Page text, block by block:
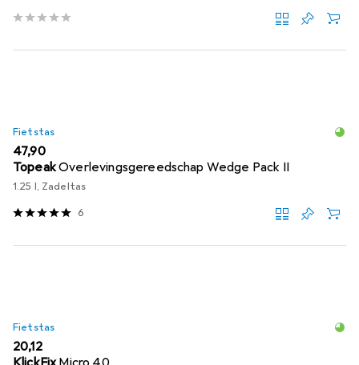
Fietstas
EUR
47,90
TopeakOverlevingsgereedschap Wedge Pack II
1.25 l, Zadeltas
6
Fietstas
EUR
20,12